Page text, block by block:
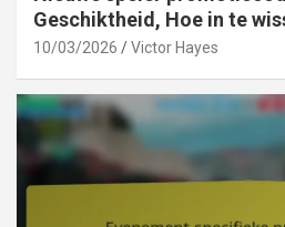
Geschiktheid, Hoe in te
10/03/2026 Victor Hayes